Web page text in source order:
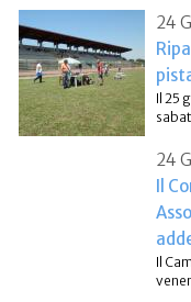
24
Il 25
24
Il
Il